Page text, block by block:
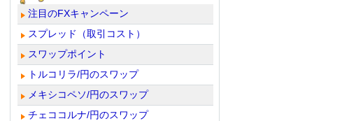
注目のFXキャンペーン
スプレッド（取引コスト）
スワップポイント
トルコリラ/円のスワップ
メキシコペソ/円のスワップ
チェココルナ/円のスワップ